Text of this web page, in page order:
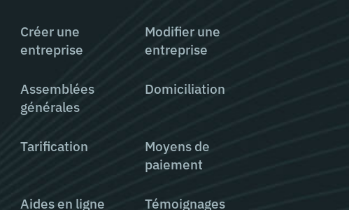
Créer une
entreprise
Modifier une
entreprise
Assemblées
générales
Domiciliation
Tarification
Moyens de
paiement
Aides en ligne Témoignages